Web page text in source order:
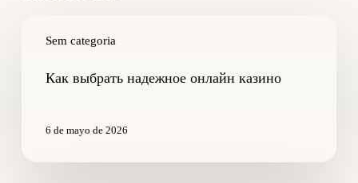
Sem categoria
выбрать
онлайнКак выбрать надежное онлайн казино
6 de mayo de 2026